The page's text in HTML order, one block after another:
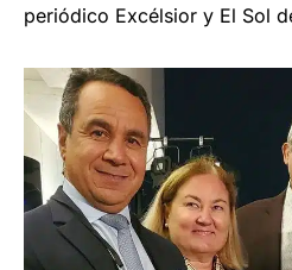
periódico Excélsior y El Sol